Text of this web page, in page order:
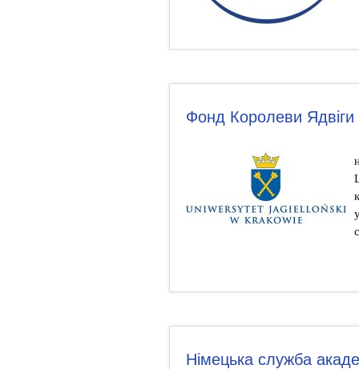
Фонд Королеви Ядвіги
Німецька служба